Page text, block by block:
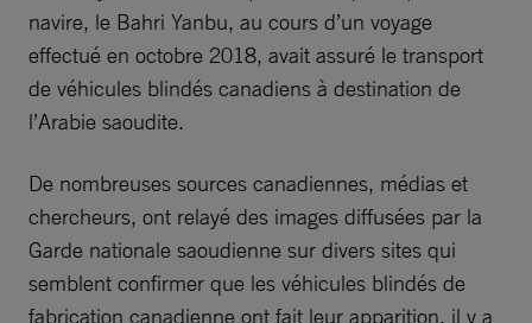
navire, le Bahri Yanbu, au cours d’un voyage
effectué en octobre 2018, avait assuré le transport
de véhicules blindés canadiens à destination de
l’Arabie saoudite.
De nombreuses sources canadiennes, médias et
chercheurs, ont relayé des images diffusées par la
Garde nationale saoudienne sur divers sites qui
semblent confirmer que les véhicules blindés de
fabrication canadienne ont fait leur apparition, il y a